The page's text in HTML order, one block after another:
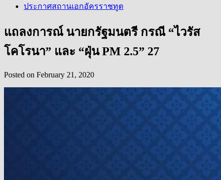
ประกาศสถานเอกอัครราชทูต
แถลงการณ์ นายกรัฐมนตรี กรณี “ไวรัส
โคโรนา” และ “ฝุ่น PM 2.5” 27
Posted on February 21, 2020